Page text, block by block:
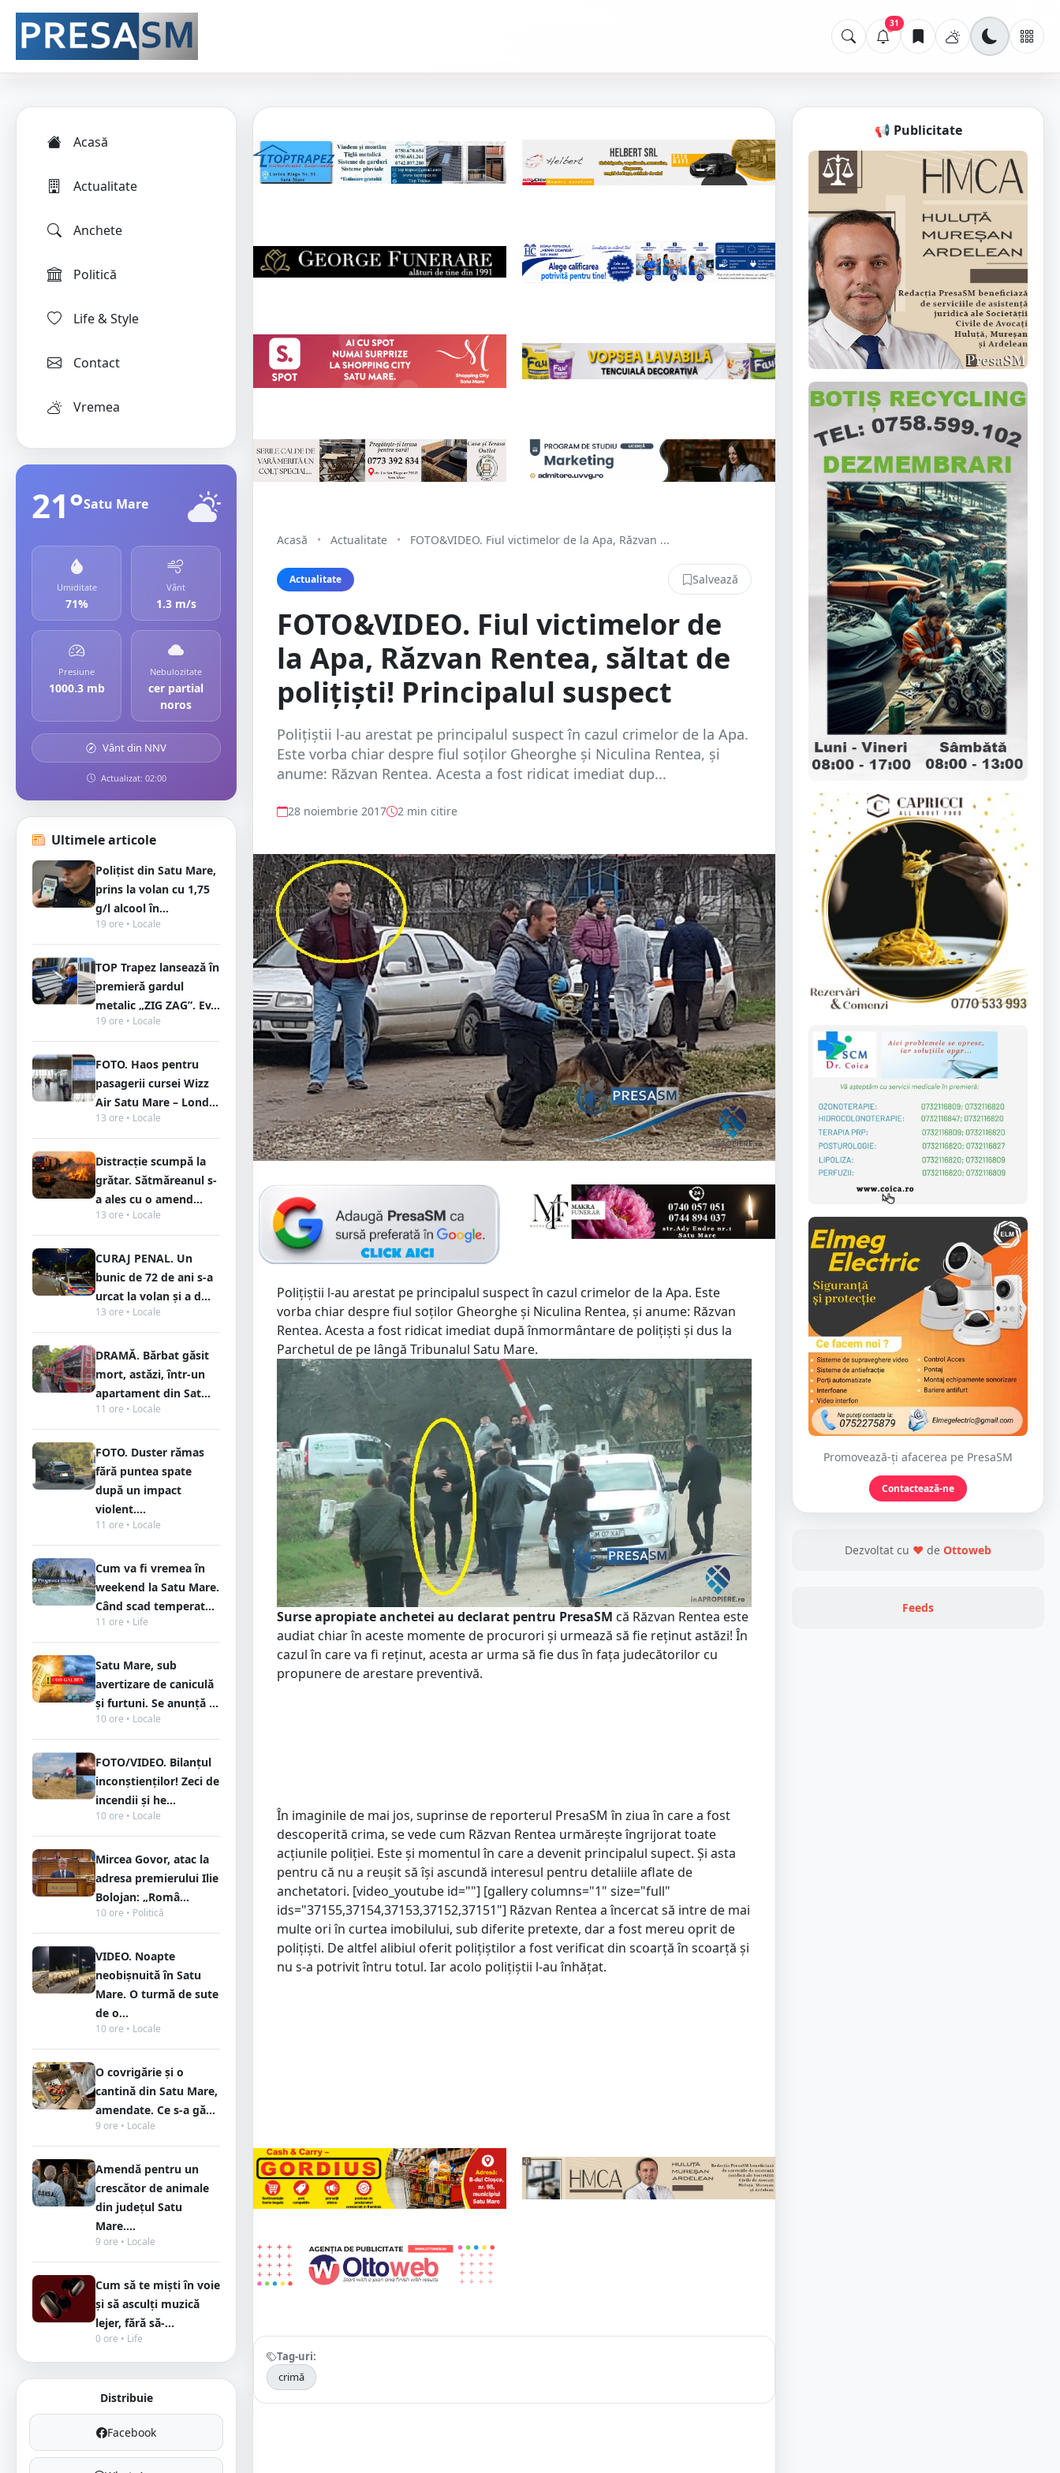
31
Acasă
Actualitate
Anchete
Politică
Life & Style
Contact
Vremea
21°Satu Mare
Umiditate
71%
Vânt
1.3 m/s
Presiune
1000.3 mb
Nebulozitate
cer partial
noros
Vânt din NNV
Actualizat: 02:00
Ultimele articole
Polițist din Satu Mare,
prins la volan cu 1,75
g/l alcool în...
19 ore • Locale
TOP Trapez lansează în
premieră gardul
metalic „ZIG ZAG”. Ev...
19 ore • Locale
FOTO. Haos pentru
pasagerii cursei Wizz
Air Satu Mare – Lond...
13 ore • Locale
Distracție scumpă la
grătar. Sătmăreanul s-
a ales cu o amend...
13 ore • Locale
CURAJ PENAL. Un
bunic de 72 de ani s-a
urcat la volan și a d...
13 ore • Locale
DRAMĂ. Bărbat găsit
mort, astăzi, într-un
apartament din Sat...
11 ore • Locale
FOTO. Duster rămas
fără puntea spate
după un impact
violent....
11 ore • Locale
Cum va fi vremea în
weekend la Satu Mare.
Când scad temperat...
11 ore • Life
Satu Mare, sub
avertizare de caniculă
și furtuni. Se anunță ...
10 ore • Locale
FOTO/VIDEO. Bilanțul
inconștienților! Zeci de
incendii și he...
10 ore • Locale
Mircea Govor, atac la
adresa premierului Ilie
Bolojan: „Româ...
10 ore • Politică
VIDEO. Noapte
neobișnuită în Satu
Mare. O turmă de sute
de o...
10 ore • Locale
O covrigărie și o
cantină din Satu Mare,
amendate. Ce s-a gă...
9 ore • Locale
Amendă pentru un
crescător de animale
din județul Satu
Mare....
9 ore • Locale
Cum să te miști în voie
și să asculți muzică
lejer, fără să-...
0 ore • Life
Distribuie
Facebook
Acasă • Actualitate • FOTO&VIDEO. Fiul victimelor de la Apa, Răzvan ...
Actualitate Salvează
FOTO&VIDEO. Fiul victimelor de
la Apa, Răzvan Rentea, săltat de
polițiști! Principalul suspect
Polițiștii l-au arestat pe principalul suspect în cazul crimelor de la Apa.
Este vorba chiar despre fiul soților Gheorghe și Niculina Rentea, și
anume: Răzvan Rentea. Acesta a fost ridicat imediat dup...
28 noiembrie 2017 2 min citire
Polițiștii l-au arestat pe principalul suspect în cazul crimelor de la Apa. Este
vorba chiar despre fiul soților Gheorghe și Niculina Rentea, și anume: Răzvan
Rentea. Acesta a fost ridicat imediat după înmormântare de polițiști și dus la
Parchetul de pe lângă Tribunalul Satu Mare.
Surse apropiate anchetei au declarat pentru PresaSM că Răzvan Rentea este
audiat chiar în aceste momente de procurori și urmează să fie reținut astăzi! În
cazul în care va fi reținut, acesta ar urma să fie dus în fața judecătorilor cu
propunere de arestare preventivă.
În imaginile de mai jos, suprinse de reporterul PresaSM în ziua în care a fost
descoperită crima, se vede cum Răzvan Rentea urmărește îngrijorat toate
acțiunile poliției. Este și momentul în care a devenit principalul supect. Și asta
pentru că nu a reușit să își ascundă interesul pentru detaliile aflate de
anchetatori. [video_youtube id=""] [gallery columns="1" size="full"
ids="37155,37154,37153,37152,37151"] Răzvan Rentea a încercat să intre de mai
multe ori în curtea imobilului, sub diferite pretexte, dar a fost mereu oprit de
polițiști. De altfel alibiul oferit polițiștilor a fost verificat din scoarță în scoarță și
nu s-a potrivit întru totul. Iar acolo polițiștii l-au înhățat.
Tag-uri:
crimă
📢 Publicitate
Promovează-ți afacerea pe PresaSM
Contactează-ne
Dezvoltat cu ❤ de Ottoweb
Feeds